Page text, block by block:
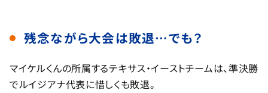
残念ながら大会は敗退…でも？
マイケルくんの所属するテキサス・イーストチームは、準決勝
でルイジアナ代表に惜しくも敗退。